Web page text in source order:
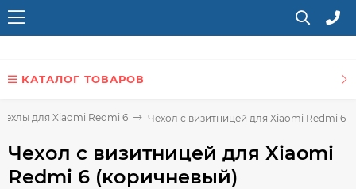
КАТАЛОГ ТОВАРОВ
для Xiaomi Redmi 6 Чехол с визитницей для Xiaomi Redmi 6
Чехол с визитницей для Xiaomi
Redmi 6 (коричневый)